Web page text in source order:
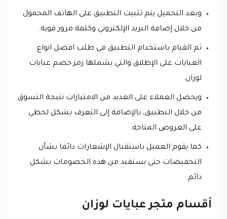
وبعد التحميل يتم تثبيت التطبيق على الهاتف المحمول
من خلال إضافة البريد الإلكتروني وكلمة مرور قوية.
ثم القيام باستخدام التطبيق في طلب افضل انواع
العبايات على الإطلاق والتي يشملها رمز خصم عبايات
لوزان.
ويحصل العملاء على العديد من الامتيازات نتيجة التسوق
من خلال التطبيق، بالإضافة إلى التعرف بشكل لحظي
على العروض المتاحة.
كما يقوم العميل باستقبال الإشعارات دائما بشأن
التخفيضات حتى يستفيد من هذه الخصومات بشكل
دائم.
أقسام متجر عبايات لوزان